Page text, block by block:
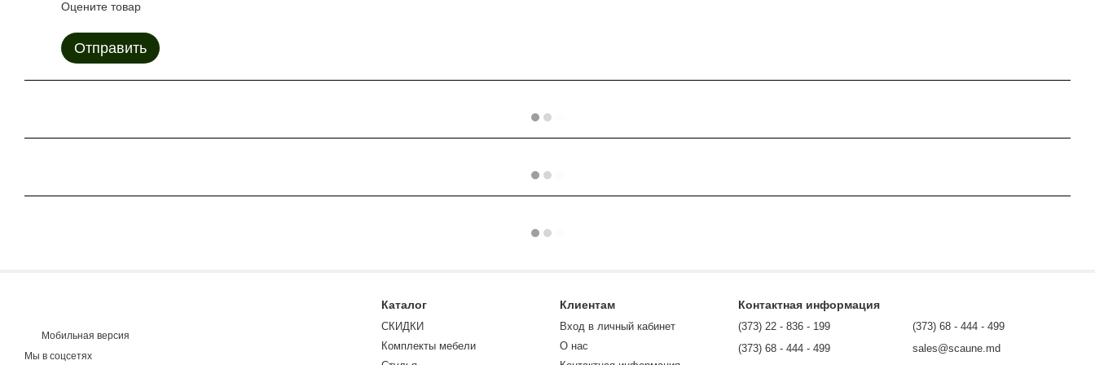
Оцените товар
Отправить
Мобильная версия
Мы в соцсетях
Каталог
СКИДКИ
Комплекты мебели
Клиентам
Вход в личный кабинет
О нас
Контактная информация
(373) 22 - 836 - 199
(373) 68 - 444 - 499
(373) 68 - 444 - 499
sales@scaune.md